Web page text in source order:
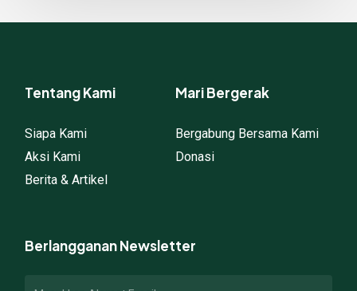
Tentang Kami
Siapa Kami
Aksi Kami
Berita & Artikel
Mari Bergerak
Bergabung Bersama Kami
Donasi
Berlangganan Newsletter